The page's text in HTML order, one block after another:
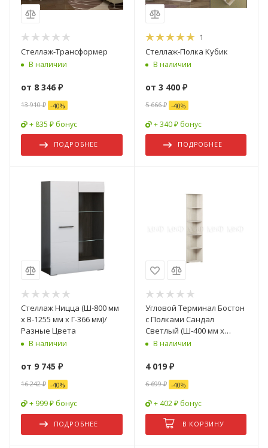
Стеллаж-Трансформер
В наличии
от 8 346 ₽
13 910 ₽ -40%
+ 835 ₽ бонус
ПОДРОБНЕЕ
1
Стеллаж-Полка Кубик
В наличии
от 3 400 ₽
5 666 ₽ -40%
+ 340 ₽ бонус
ПОДРОБНЕЕ
Стеллаж Ницца (Ш-800 мм
x В-1255 мм x Г-366 мм)/
Разные Цвета
В наличии
от 9 745 ₽
16 242 ₽ -40%
+ 999 ₽ бонус
ПОДРОБНЕЕ
Угловой Терминал Бостон
с Полками Сандал
Светлый (Ш-400 мм x
В-2120 мм x Г-470 мм)
В наличии
4 019₽
6 699₽ -40%
+ 402 ₽ бонус
В КОРЗИНУ